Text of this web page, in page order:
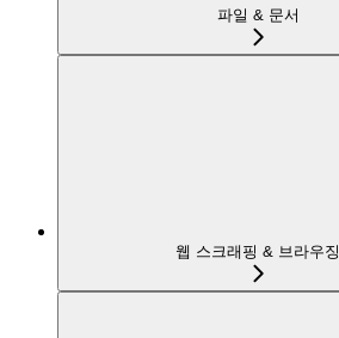
파일 & 문서
웹 스크래핑 & 브라우징